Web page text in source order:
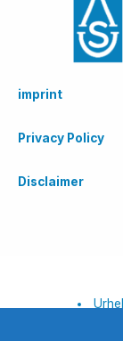
imprint
Privacy Policy
Disclaimer